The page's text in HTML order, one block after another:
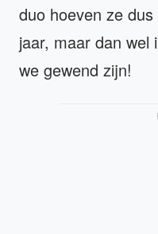
duo hoeven ze
jaar, maar dan wel
we gewend zijn!